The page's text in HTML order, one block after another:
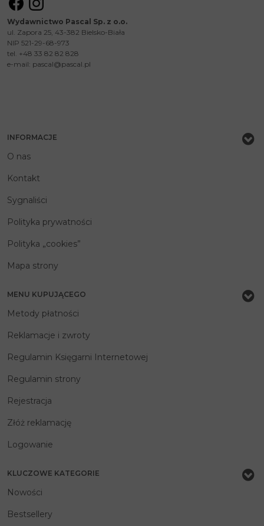
Wydawnictwo Pascal Sp. z o.o.
ul. Zapora 25, 43-382 Bielsko-Biała
NIP 521-29-68-973
tel. +48 33 82 82 828
e-mail: pascal@pascal.pl
INFORMACJE
O nas
Kontakt
Sygnaliści
Polityka prywatności
Polityka „cookies”
Mapa strony
MENU KUPUJĄCEGO
Metody płatności
Reklamacje i zwroty
Regulamin Księgarni Internetowej
Regulamin strony
Rejestracja
Złóż reklamację
Logowanie
KLUCZOWE KATEGORIE
Nowości
Bestsellery